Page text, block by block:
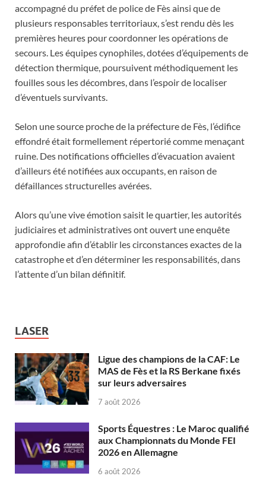
accompagné du préfet de police de Fès ainsi que de
plusieurs responsables territoriaux, s’est rendu dès les
premières heures pour coordonner les opérations de
secours. Les équipes cynophiles, dotées d’équipements de
détection thermique, poursuivent méthodiquement les
fouilles sous les décombres, dans l’espoir de localiser
d’éventuels survivants.
Selon une source proche de la préfecture de Fès, l’édifice
effondré était formellement répertorié comme menaçant
ruine. Des notifications officielles d’évacuation avaient
d’ailleurs été notifiées aux occupants, en raison de
défaillances structurelles avérées.
Alors qu’une vive émotion saisit le quartier, les autorités
judiciaires et administratives ont ouvert une enquête
approfondie afin d’établir les circonstances exactes de la
catastrophe et d’en déterminer les responsabilités, dans
l’attente d’un bilan définitif.
LASER
Ligue des champions de la CAF: Le
MAS de Fès et la RS Berkane fixés
sur leurs adversaires
7 août 2026
Sports Équestres : Le Maroc qualifié
aux Championnats du Monde FEI
2026 en Allemagne
6 août 2026